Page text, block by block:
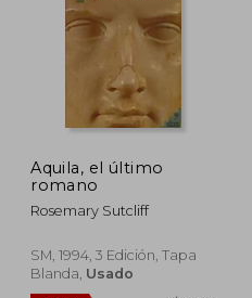
Aquila, el último
romano
Rosemary Sutcliff
SM, 1994, 3 Edición, Tapa
Blanda, Usado